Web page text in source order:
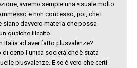
avremo sempre una visuale molto
e non concesso, poi, che i
siano davvero materia che possa
qualche illecito.
Italia ad aver fatto plusvalenze?
di certo l'unica società che è stata
plusvalenze. E se è vero che certi